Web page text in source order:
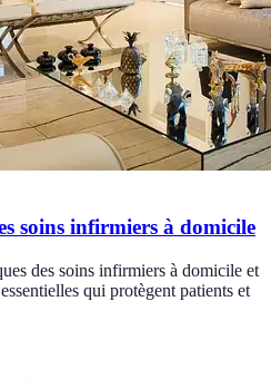
soins infirmiers à domicile
des soins infirmiers à domicile et
qui protègent patients et